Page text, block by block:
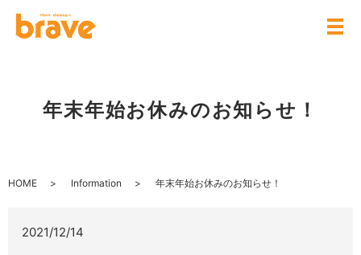
年末年始お休みのお知らせ！
HOME Information 年末年始お休みのお知らせ！
2021/12/14